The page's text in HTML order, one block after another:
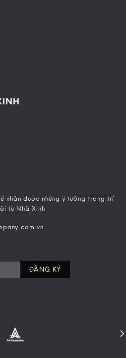
nhận được những ý tưởng trang trí
từ Nhà Xinh